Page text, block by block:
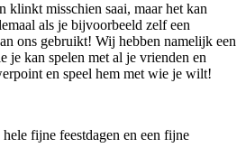
klinkt misschien saai, maar het kan
als je bijvoorbeeld zelf een
ons gebruikt! Wij hebben namelijk een
je kan spelen met al je vrienden en
en speel hem met wie je wilt!
fijne feestdagen en een fijne